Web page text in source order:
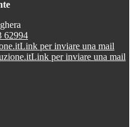
62994
Link per inviare una mail
Link per inviare una mail